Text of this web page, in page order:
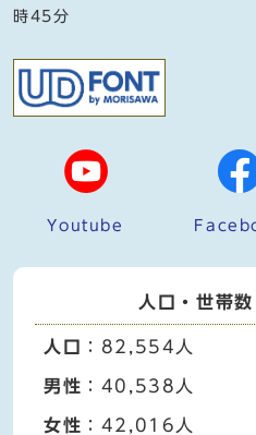
時45分
Youtube
人口・世帯数
人口 ：82,554人
男性 ：40,538人
女性 ：42,016人